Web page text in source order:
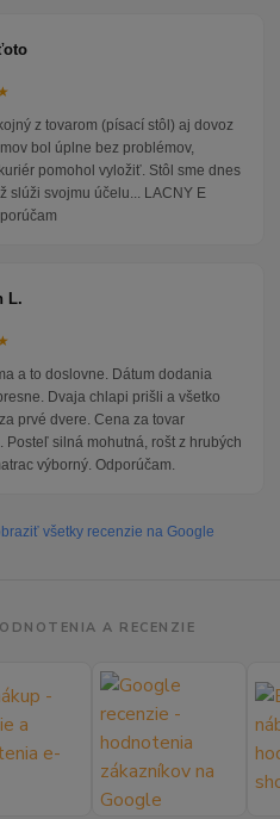
z tovarom (písací stôl) aj dovoz
bol úplne bez problémov,
pomohol vyložiť. Stôl sme dnes
slúži svojmu účelu... LACNY E
L.
a to doslovne. Dátum dodania
Dvaja chlapi prišli a všetko
prvé dvere. Cena za tovar
Posteľ silná mohutná, rošt z hrubých
výborný. Odporúčam.
všetky recenzie na Google
A RECENZIE